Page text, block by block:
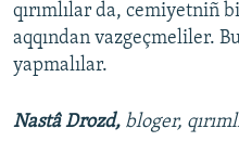
qırımlılar da, cemiyetniñ
aqqından vazgeçmeliler.
yapmalılar.
Nastâ Drozd, bloger,